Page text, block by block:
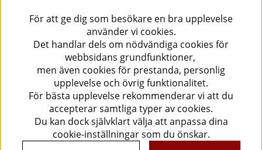
För att ge dig som besökare en bra upplevelse
använder vi cookies.
Det handlar dels om nödvändiga cookies för
webbsidans grundfunktioner,
men även cookies för prestanda, personlig
upplevelse och övrig funktionalitet.
För bästa upplevelse rekommenderar vi att du
accepterar samtliga typer av cookies.
Du kan dock självklart välja att anpassa dina
cookie-inställningar som du önskar.